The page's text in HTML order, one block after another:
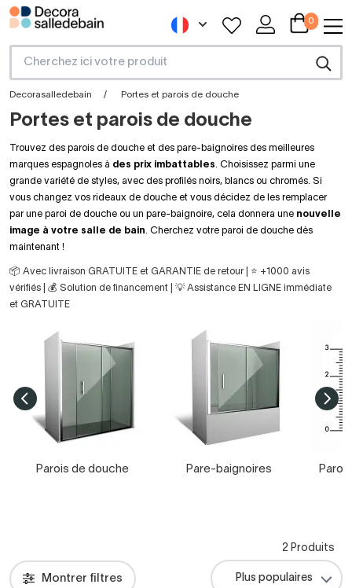
0
Decorasalledebain Portes et parois de douche
Portes et parois de douche
Trouvez des parois de douche et des pare-baignoires des meilleures
marques espagnoles à des prix imbattables. Choisissez parmi une
grande variété de styles, avec des profilés noirs, blancs ou chromés. Si
vous changez vos rideaux de douche et vous décidez de les remplacer
par une paroi de douche ou un pare-baignoire, cela donnera une nouvelle
image à votre salle de bain. Cherchez votre paroi de douche dès
maintenant !
📦 Avec livraison GRATUITE et GARANTIE de retour | ⭐ +1000 avis
vérifiés | 💰 Solution de financement | 💡 Assistance EN LIGNE immédiate
et GRATUITE
Parois de douche Pare-baignoires
Montrer filtres
2 Produits